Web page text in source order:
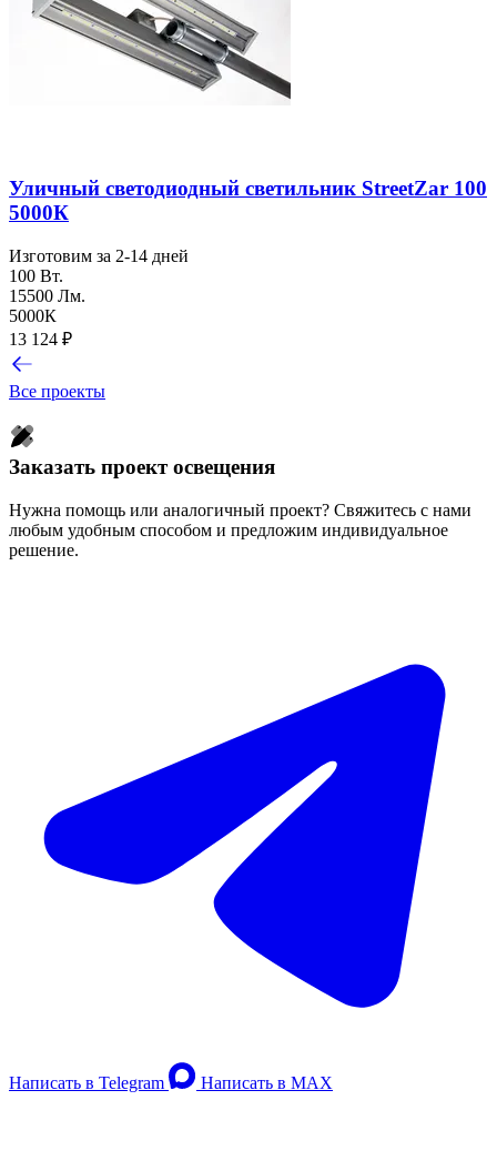
Уличный светодиодный светильник StreetZar 100
5000К
Изготовим за 2-14 дней
100 Вт.
15500 Лм.
5000К
13 124 ₽
Все проекты
Заказать проект освещения
Нужна помощь или аналогичный проект? Свяжитесь с нами
любым удобным способом и предложим индивидуальное
решение.
Написать в Telegram Написать в MAX